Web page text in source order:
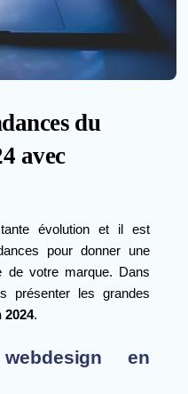
du
avec
évolution et il est
pour donner une
de votre marque. Dans
présenter les grandes
2024.
en